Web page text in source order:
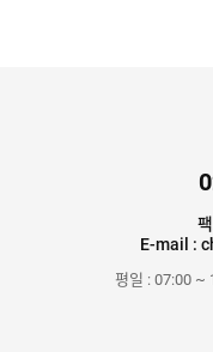
E-mail :
평일 : 07:00 ~